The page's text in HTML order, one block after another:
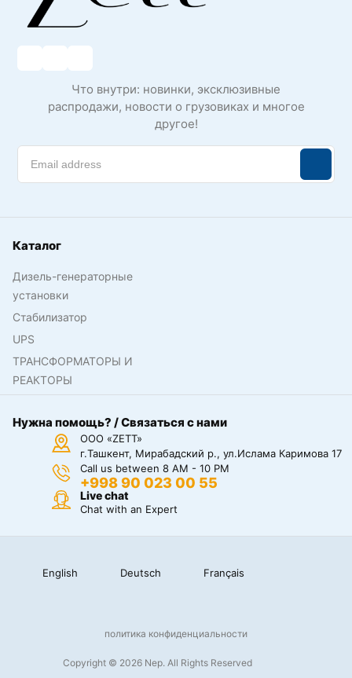
Что внутри: новинки, эксклюзивные
распродажи, новости о грузовиках и многое
другое!
Каталог
Дизель-генераторные
установки
Стабилизатор
UPS
ТРАНСФОРМАТОРЫ И
РЕАКТОРЫ
Нужна помощь? / Связаться с нами
ООО «ZETT»
г.Ташкент, Мирабадский р., ул.Ислама Каримова 17
Call us between 8 AM - 10 PM
+998 90 023 00 55
Live chat
Chat with an Expert
English Deutsch Français
Copyright © 2026 Nep. All Rights Reserved
политика конфиденциальности